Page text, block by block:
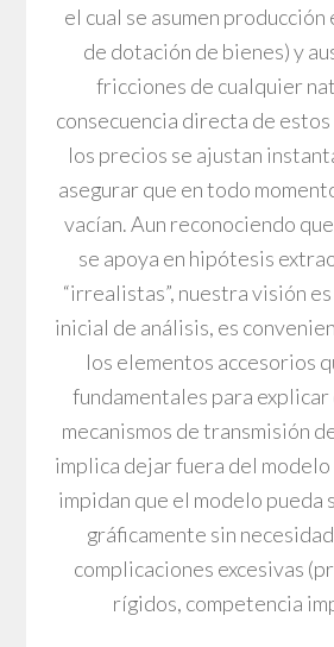
el cual se asumen producción
de dotación de bienes) y
fricciones de cualquier
consecuencia directa de
los precios se ajustan
asegurar que en todo
vacían. Aun reconociendo
se apoya en hipótesis
“irrealistas”, nuestra visión
inicial de análisis, es
los elementos accesorios
fundamentales para
mecanismos de transmisión
implica dejar fuera del
impidan que el modelo
gráficamente sin
complicaciones excesivas
rígidos, competencia